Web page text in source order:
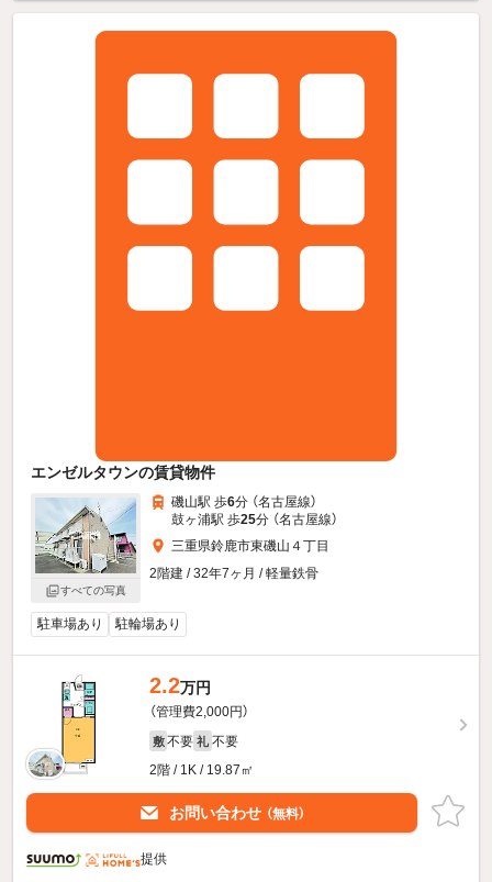
エンゼルタウンの賃貸物件
すべての写真
磯山駅 歩6分 （名古屋線）
鼓ヶ浦駅 歩25分 （名古屋線）
三重県鈴鹿市東磯山４丁目
2階建 / 32年7ヶ月 / 軽量鉄骨
駐車場あり 駐輪場あり
2.2万円
（管理費2,000円）
敷 不要 礼 不要
2階 / 1K / 19.87㎡
お問い合わせ （無料）
提供